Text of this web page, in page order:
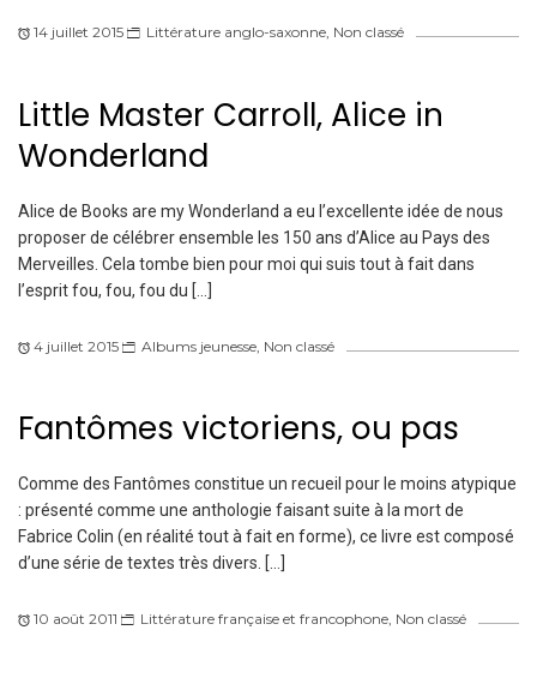
14 juillet 2015 Littérature anglo-saxonne Non classé
Little Master Carroll, Alice in
Wonderland
Alice de Books are my Wonderland a eu l’excellente idée de nous
proposer de célébrer ensemble les 150 ans d’Alice au Pays des
Merveilles. Cela tombe bien pour moi qui suis tout à fait dans
l’esprit fou, fou, fou du […]
4 juillet 2015 Albums jeunesse Non classé
Fantômes victoriens, ou pas
Comme des Fantômes constitue un recueil pour le moins atypique
: présenté comme une anthologie faisant suite à la mort de
Fabrice Colin (en réalité tout à fait en forme), ce livre est composé
d’une série de textes très divers. […]
10 août 2011 Littérature française et francophone Non classé